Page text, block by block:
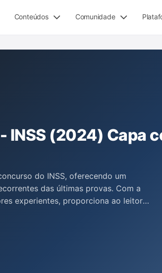
Conteúdos Comunidade
INSS (2024) Capa
do INSS, oferecendo um
das últimas provas. Com a
experientes, proporciona ao leitor
preparação detalhada e fundamentada